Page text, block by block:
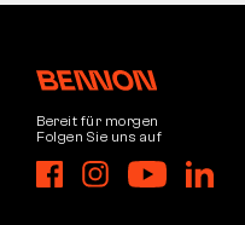
Bereit für morgen
Folgen Sie uns auf